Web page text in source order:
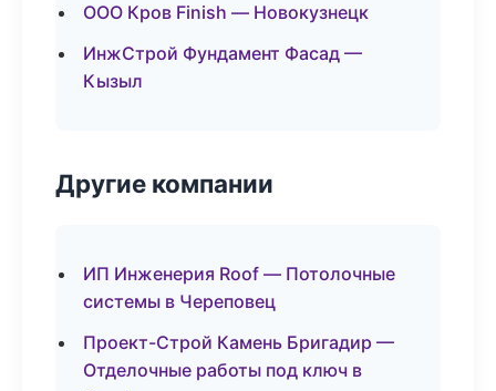
ООО Кров Finish — Новокузнецк
ИнжСтрой Фундамент Фасад —
Кызыл
Другие компании
ИП Инженерия Roof — Потолочные
системы в Череповец
Проект-Строй Камень Бригадир —
Отделочные работы под ключ в